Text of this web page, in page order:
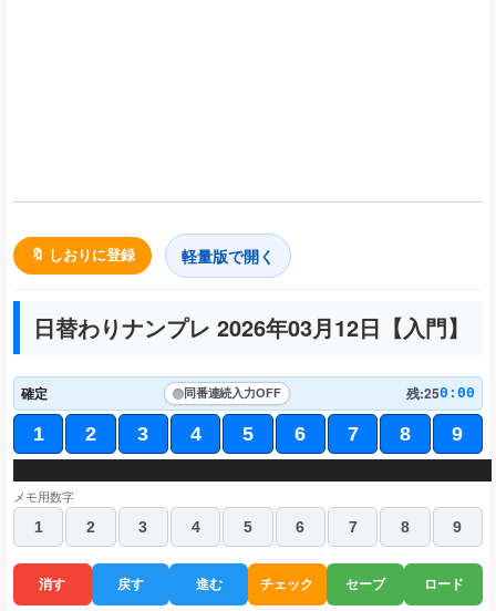
🔖 しおりに登録 軽量版で開く
日替わりナンプレ 2026年03月12日【入門】
確定 同番連続入力OFF 残:250:00
1 2 3 4 5 6 7 8 9
6 8 7 1 4 5
4 5 2 3 9 7
2 1 9 5 3 6
6 2 1 5 4 3 8
5 9 2 8 6 1
4 8 7 5 2
3 7 5 2 9 6 4
2 5 7 4 8 3
1 4 3 8 6 7 5
メモ用数字
1
2 3 4 5 6 7 8 9
消す 戻す 進む チェック セーブ ロード